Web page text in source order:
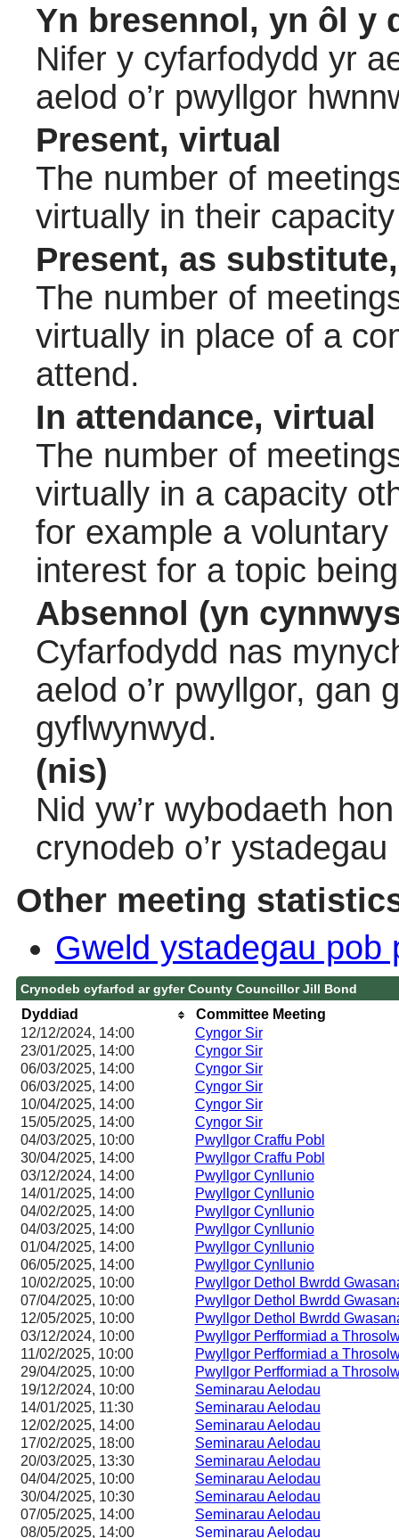
Yn bresennol, yn ôl y
Nifer y cyfarfodydd yr
aelod o’r pwyllgor
Present, virtual
The number of
virtually in their
Present, as
The number of
virtually in place of a
attend.
In attendance, virtual
The number of
virtually in a capacity
for example a
interest for a topic
Absennol (yn
Cyfarfodydd nas
aelod o’r pwyllgor, gan
gyflwynwyd.
(nis)
Nid yw’r wybodaeth
crynodeb o’r
Other meeting
Gweld ystadegau pob
Crynodeb cyfarfod ar gyfer County Councillor Jill Bond
Dyddiad
Committee Meeting
12/12/2024, 14:00
Cyngor Sir
23/01/2025, 14:00 Cyngor Sir
06/03/2025, 14:00 Cyngor Sir
06/03/2025, 14:00 Cyngor Sir
10/04/2025, 14:00 Cyngor Sir
15/05/2025, 14:00 Cyngor Sir
04/03/2025, 10:00 Pwyllgor Craffu Pobl
30/04/2025, 14:00 Pwyllgor Craffu Pobl
03/12/2024, 14:00 Pwyllgor Cynllunio
14/01/2025, 14:00 Pwyllgor Cynllunio
04/02/2025, 14:00 Pwyllgor Cynllunio
04/03/2025, 14:00 Pwyllgor Cynllunio
01/04/2025, 14:00 Pwyllgor Cynllunio
06/05/2025, 14:00 Pwyllgor Cynllunio
10/02/2025, 10:00
Pwyllgor Dethol Bwrdd
07/04/2025, 10:00
Pwyllgor Dethol Bwrdd
12/05/2025, 10:00
Pwyllgor Dethol Bwrdd
03/12/2024, 10:00
Pwyllgor Perfformiad a
11/02/2025, 10:00
Pwyllgor Perfformiad a
29/04/2025, 10:00
Pwyllgor Perfformiad a
19/12/2024, 10:00
Seminarau Aelodau
14/01/2025, 11:30 Seminarau Aelodau
12/02/2025, 14:00 Seminarau Aelodau
17/02/2025, 18:00 Seminarau Aelodau
20/03/2025, 13:30 Seminarau Aelodau
04/04/2025, 10:00 Seminarau Aelodau
30/04/2025, 10:30 Seminarau Aelodau
07/05/2025, 14:00 Seminarau Aelodau
08/05/2025, 14:00 Seminarau Aelodau